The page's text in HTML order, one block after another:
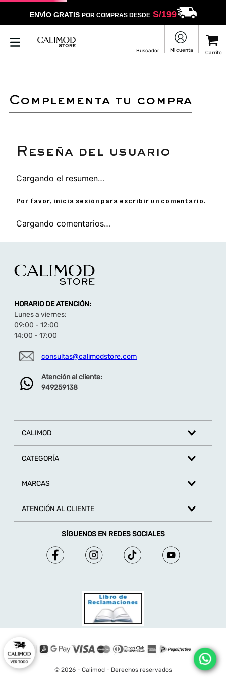
ENVÍO GRATIS POR COMPRAS DESDES/199
complementa tu compra
Cargando el resumen…
Por favor, inicia sesión para escribir un comentario.
Cargando comentarios…
HORARIO DE ATENCIÓN:
Lunes a viernes:
09:00 - 12:00
14:00 - 17:00
consultas@calimodstore.com
Atención al cliente:
949259138
CALIMOD
CATEGORÍA
MARCAS
ATENCIÓN AL CLIENTE
SÍGUENOS EN REDES SOCIALES
© 2026 - Calimod - Derechos reservados